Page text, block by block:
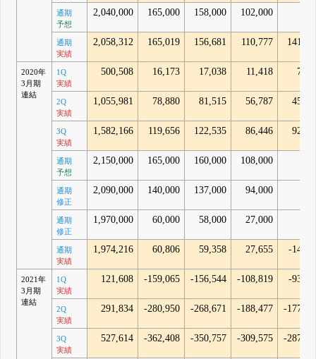
通期
予想
2,040,000 165,000 158,000 102,000
通期
実績
2,058,312 165,019 156,681 110,777
2020年
3月期
連結
1Q
実績
500,508 16,173 17,038 11,418
2Q
実績
1,055,981 78,880 81,515 56,787
3Q
実績
1,582,166 119,656 122,535 86,446
通期
予想
2,150,000 165,000 160,000 108,000
通期
修正
2,090,000 140,000 137,000 94,000
通期
修正
1,970,000 60,000 58,000 27,000
通期
実績
1,974,216 60,806 59,358 27,655 -
2021年
3月期
連結
1Q
実績
121,608 -159,065 -156,544 -108,819 -
2Q
実績
291,834 -280,950 -268,671 -188,477 -
3Q
実績
527,614 -362,408 -350,757 -309,575 -